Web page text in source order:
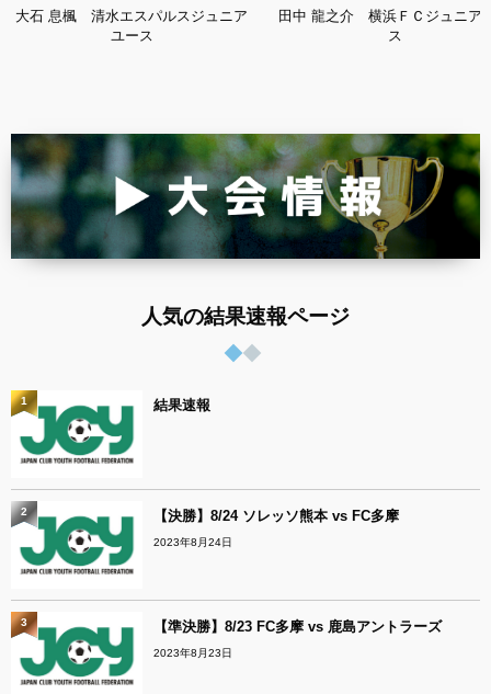
大石 息楓 清水エスパルスジュニア
ユース
田中 龍之介 横浜ＦＣジュニア
ス
人気の結果速報ページ
結果速報
1
【決勝】8/24 ソレッソ熊本 vs FC多摩
2023年8月24日
2
【準決勝】8/23 FC多摩 vs 鹿島アントラーズ
2023年8月23日
3